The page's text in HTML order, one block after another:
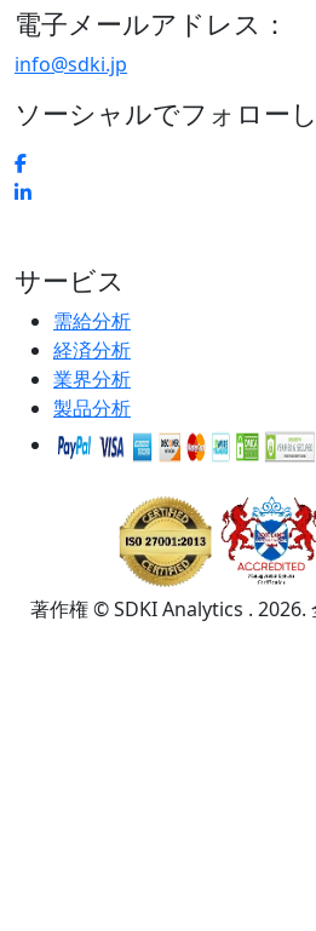
電子メールアドレス：
info@sdki.jp
ソーシャルでフォロー
サービス
需給分析
経済分析
業界分析
製品分析
著作権 © SDKI Analytics . 2026.